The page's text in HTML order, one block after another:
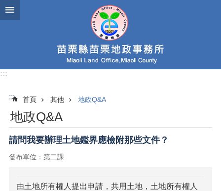
跳到主要內容區塊
:::
::: 首頁 其他 地政Q&A
地政Q&A
請問我要辦理土地鑑界應檢附那些文件？
發布單位：第二課
由土地所有權人提出申請，共用土地，土地所有權人